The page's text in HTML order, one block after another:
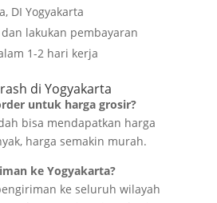
DI Yogyakarta
lakukan pembayaran
1-2 hari kerja
di Yogyakarta
untuk harga grosir?
bisa mendapatkan harga
harga semakin murah.
ke Yogyakarta?
ke seluruh wilayah